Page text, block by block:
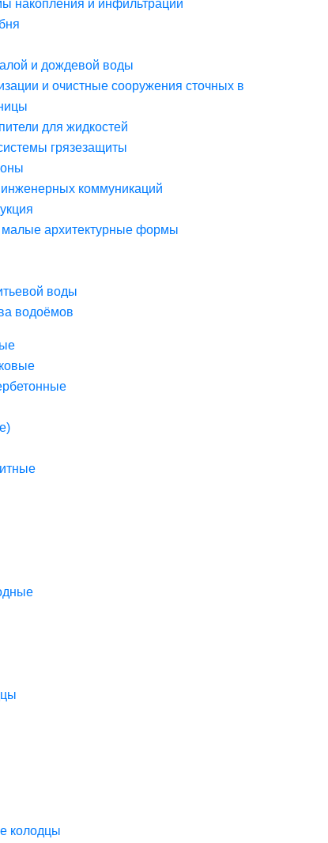
накопления и инфильтрации
и дождевой воды
и очистные сооружения сточных в
для жидкостей
грязезащиты
коммуникаций
малые архитектурные формы
воды
водоёмов
колодцы